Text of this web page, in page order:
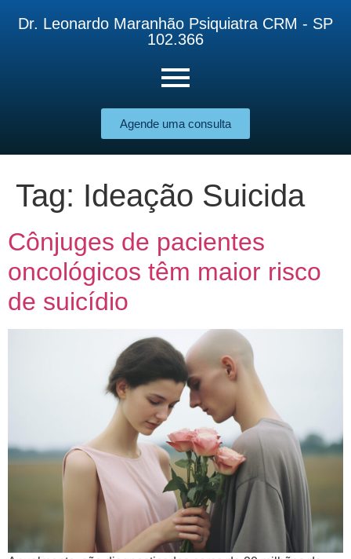
Dr. Leonardo Maranhão Psiquiatra CRM - SP
102.366
Agende uma consulta
Tag: Ideação Suicida
Cônjuges de pacientes
oncológicos têm maior risco
de suicídio